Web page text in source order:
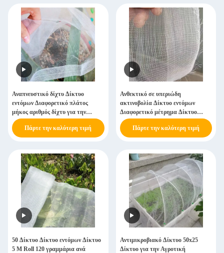
Αναπνευστικό δίχτυ Δίκτυο
εντόμων Διαφορετικό πλάτος
μήκος αριθμός δίχτυ για την
προστασία των καλλιεργειών
λαχανικών
Πάρτε την καλύτερη τιμή
Ανθεκτικό σε υπεριώδη
ακτινοβολία Δίκτυο εντόμων
Διαφορετικό μέτρημα Δίκτυο
μεγέθους Custom Roll για φρούτα
Tree Anti Bird Cover
Πάρτε την καλύτερη τιμή
50 Δίκτυο Δίκτυο εντόμων Δίκτυο
5 M Roll 120 γραμμάρια ανά
Αντιμικροβιακό Δίκτυο 50x25
Δίκτυο για την Αγροτική